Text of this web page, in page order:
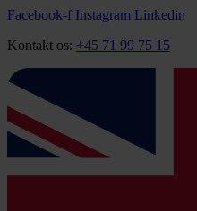
Videre
indhold
Facebook-f Instagram Linkedin
Kontakt os: +45 71 99 75 15